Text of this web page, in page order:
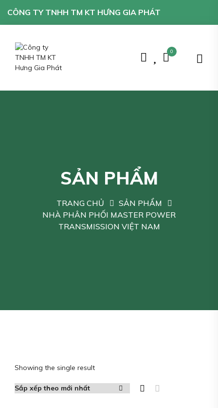
CÔNG TY TNHH TM KT HƯNG GIA PHÁT
0
SẢN PHẨM
TRANG CHỦ
SẢN PHẨM
NHÀ PHÂN PHỐI MASTER POWER
TRANSMISSION VIỆT NAM
Showing the single result